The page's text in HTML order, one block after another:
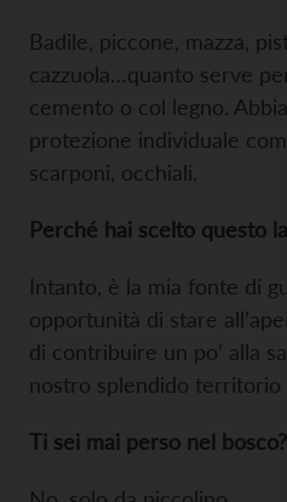
Badile, piccone, mazza,
cazzuola…quanto serve
cemento o col legno.
protezione individuale
scarponi, occhiali.
Perché hai scelto questo
Intanto, è la mia fonte di
opportunità di stare
di contribuire un po’ alla
nostro splendido
Ti sei mai perso nel bosco?